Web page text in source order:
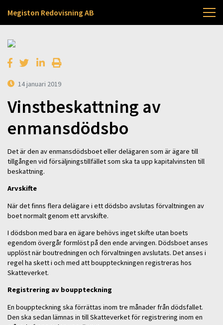
Megiston Redovisning AB
14 januari 2019
Vinstbeskattning av
enmansdödsbo
Det är den av enmansdödsboet eller delägaren som är ägare till
tillgången vid försäljningstillfället som ska ta upp kapitalvinsten till
beskattning.
Arvskifte
När det finns flera delägare i ett dödsbo avslutas förvaltningen av
boet normalt genom ett arvskifte.
I dödsbon med bara en ägare behövs inget skifte utan boets
egendom övergår formlöst på den ende arvingen. Dödsboet anses
upplöst när boutredningen och förvaltningen avslutats. Det anses i
regel ha skett i och med att bouppteckningen registreras hos
Skatteverket.
Registrering av bouppteckning
En bouppteckning ska förrättas inom tre månader från dödsfallet.
Den ska sedan lämnas in till Skatteverket för registrering inom en